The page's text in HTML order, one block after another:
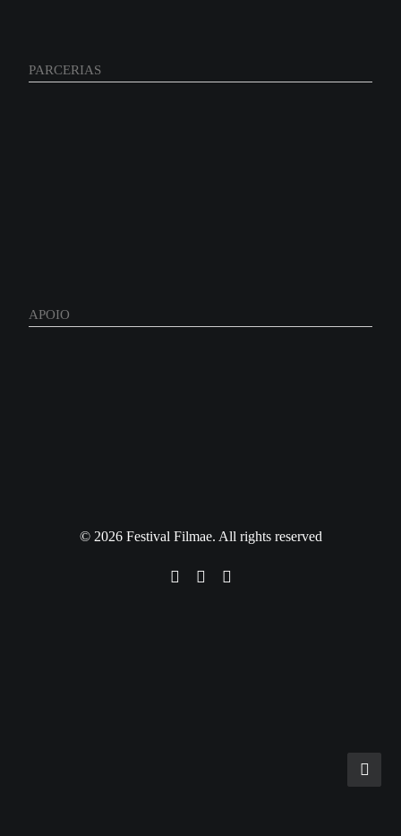
PARCERIAS
APOIO
© 2026 Festival Filmae. All rights reserved